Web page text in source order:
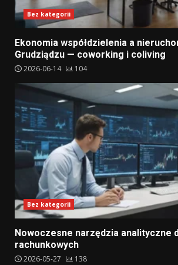
Bez kategorii
Ekonomia współdzielenia a
Grudziądzu — coworking i coliving
2026-06-14 104
Bez kategorii
Nowoczesne narzędzia analityczne
rachunkowych
2026-05-27 138